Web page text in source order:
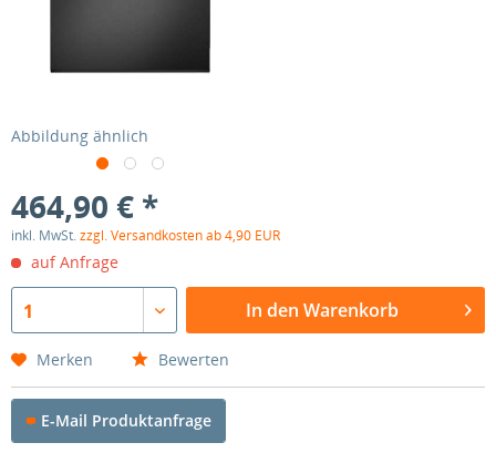
Abbildung ähnlich
464,90 € *
inkl. MwSt.zzgl. Versandkosten ab 4,90 EUR
auf Anfrage
1 In den Warenkorb
Merken Bewerten
E-Mail Produktanfrage